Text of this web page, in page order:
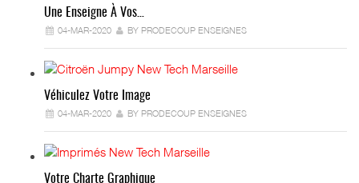
Une Enseigne À Vos…
04-MAR-2020 BY PRODECOUP ENSEIGNES
Véhiculez Votre Image
04-MAR-2020 BY PRODECOUP ENSEIGNES
Votre Charte Graphique